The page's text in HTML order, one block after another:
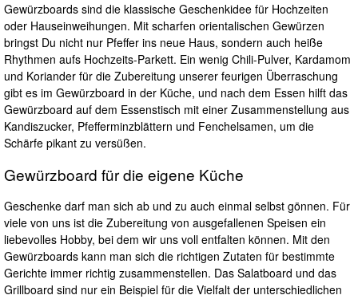
Gewürzboards sind die klassische Geschenkidee für Hochzeiten
oder Hauseinweihungen. Mit scharfen orientalischen Gewürzen
bringst Du nicht nur Pfeffer ins neue Haus, sondern auch heiße
Rhythmen aufs Hochzeits-Parkett. Ein wenig Chili-Pulver, Kardamom
und Koriander für die Zubereitung unserer feurigen Überraschung
gibt es im Gewürzboard in der Küche, und nach dem Essen hilft das
Gewürzboard auf dem Essenstisch mit einer Zusammenstellung aus
Kandiszucker, Pfefferminzblättern und Fenchelsamen, um die
Schärfe pikant zu versüßen.
Gewürzboard für die eigene Küche
Geschenke darf man sich ab und zu auch einmal selbst gönnen. Für
viele von uns ist die Zubereitung von ausgefallenen Speisen ein
liebevolles Hobby, bei dem wir uns voll entfalten können. Mit den
Gewürzboards kann man sich die richtigen Zutaten für bestimmte
Gerichte immer richtig zusammenstellen. Das Salatboard und das
Grillboard sind nur ein Beispiel für die Vielfalt der unterschiedlichen